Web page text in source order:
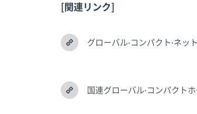
[関連リンク]
グローバル‧コンパクト‧ネッ
国連グローバル‧コンパクト